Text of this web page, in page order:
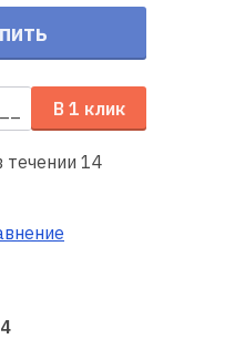
В 1 клик
течении 14